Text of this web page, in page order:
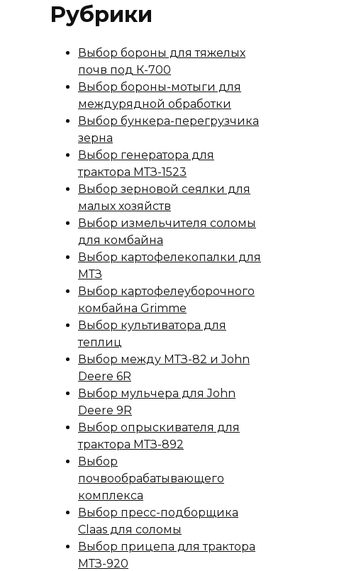
Рубрики
Выбор бороны для тяжелых
почв под К-700
Выбор бороны-мотыги для
междурядной обработки
Выбор бункера-перегрузчика
зерна
Выбор генератора для
трактора МТЗ-1523
Выбор зерновой сеялки для
малых хозяйств
Выбор измельчителя соломы
для комбайна
Выбор картофелекопалки для
МТЗ
Выбор картофелеуборочного
комбайна Grimme
Выбор культиватора для
теплиц
Выбор между МТЗ-82 и John
Deere 6R
Выбор мульчера для John
Deere 9R
Выбор опрыскивателя для
трактора МТЗ-892
Выбор
почвообрабатывающего
комплекса
Выбор пресс-подборщика
Claas для соломы
Выбор прицепа для трактора
МТЗ-920